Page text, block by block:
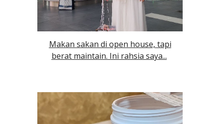
Makan sakan di open house, tapi
berat maintain. Ini rahsia saya...